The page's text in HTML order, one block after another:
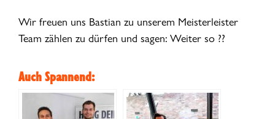
Wir freuen uns Bastian zu unserem Meisterleister
Team zählen zu dürfen und sagen: Weiter so ??
Auch Spannend: